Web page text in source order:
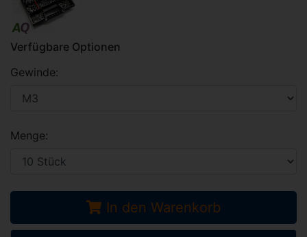
Verfügbare Optionen
Gewinde:
Menge:
In den Warenkorb